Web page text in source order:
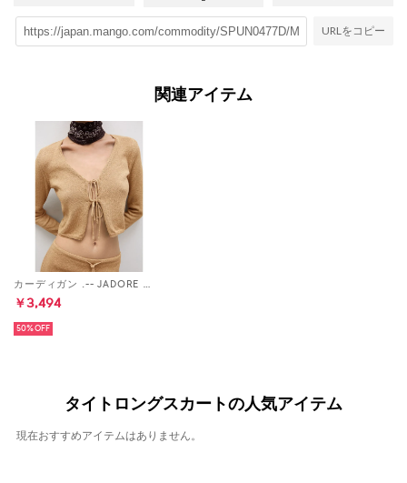
URLをコピー
関連アイテム
カーディガン .-- JADORE （ゴールド）
￥3,494
50%
タイトロングスカートの人気アイテム
現在おすすめアイテムはありません。